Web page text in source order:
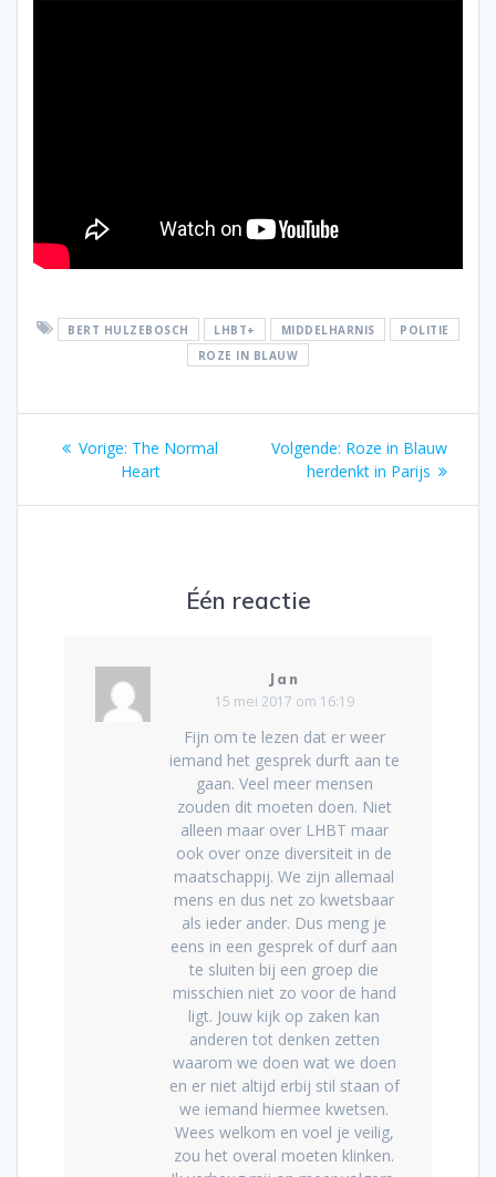
BERT HULZEBOSCH LHBT+ MIDDELHARNIS
POLITIE
ROZE IN BLAUW
Bericht
navigatie
Vorige: Vorig
bericht:
The Normal
Heart
Volgende: Volgend
bericht:
Roze in Blauw
herdenkt in Parijs
Één reactie
Jan
15 mei 2017 om 16:19
Fijn om te lezen dat er weer
iemand het gesprek durft aan te
gaan. Veel meer mensen
zouden dit moeten doen. Niet
alleen maar over LHBT maar
ook over onze diversiteit in de
maatschappij. We zijn allemaal
mens en dus net zo kwetsbaar
als ieder ander. Dus meng je
eens in een gesprek of durf aan
te sluiten bij een groep die
misschien niet zo voor de hand
ligt. Jouw kijk op zaken kan
anderen tot denken zetten
waarom we doen wat we doen
en er niet altijd erbij stil staan of
we iemand hiermee kwetsen.
Wees welkom en voel je veilig,
zou het overal moeten klinken.